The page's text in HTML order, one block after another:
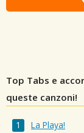
Top Tabs e
queste canzoni!
La Playa!